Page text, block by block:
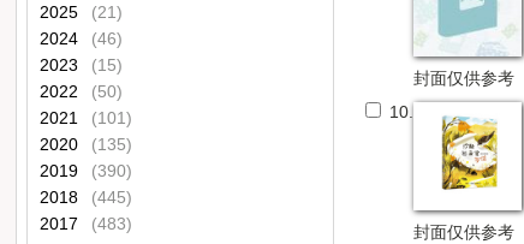
2025
(21)
2024
(46)
2023
(15)
2022
(50)
2021
(101)
2020
(135)
2019
(390)
2018
(445)
2017
(483)
封面仅供参考
10.
封面仅供参考